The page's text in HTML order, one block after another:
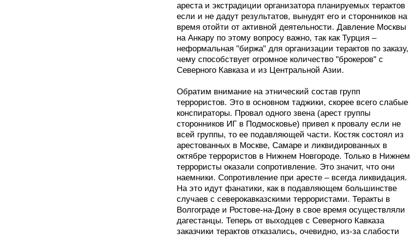
ареста и экстрадиции организатора планируемых терактов
если и не дадут результатов, вынудят его и сторонников на
время отойти от активной деятельности. Давление Москвы
на Анкару по этому вопросу важно, так как Турция –
неформальная "биржа" для организации терактов по заказу,
чему способствует огромное количество "брокеров" с
Северного Кавказа и из Центральной Азии.
Обратим внимание на этнический состав групп
террористов. Это в основном таджики, скорее всего слабые
конспираторы. Провал одного звена (арест группы
сторонников ИГ в Подмосковье) привел к провалу если не
всей группы, то ее подавляющей части. Костяк состоял из
арестованных в Москве, Самаре и ликвидированных в
октябре террористов в Нижнем Новгороде. Только в Нижнем
террористы оказали сопротивление. Это значит, что они
наемники. Сопротивление при аресте – всегда ликвидация.
На это идут фанатики, как в подавляющем большинстве
случаев с северокавказскими террористами. Теракты в
Волгограде и Ростове-на-Дону в свое время осуществляли
дагестанцы. Теперь от выходцев с Северного Кавказа
заказчики терактов отказались, очевидно, из-за слабости